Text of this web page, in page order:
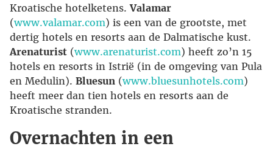
Kroatische hotelketens.Valamar
(www.valamar.com) is een van de grootste, met
dertig hotels en resorts aan de Dalmatische kust.
Arenaturist (www.arenaturist.com) heeft zo’n 15
hotels en resorts in Istrië (in de omgeving van Pula
en Medulin). Bluesun (www.bluesunhotels.com)
heeft meer dan tien hotels en resorts aan de
Kroatische stranden.
Overnachten in een